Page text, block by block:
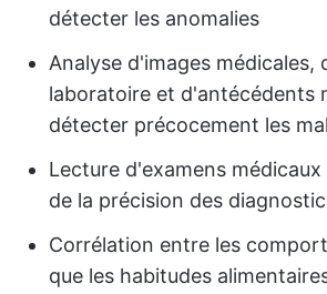
détecter les anomalies
Analyse d'images médicales,
laboratoire et d'antécédents
détecter précocement les
Lecture d'examens
de la précision des
Corrélation entre les
que les habitudes